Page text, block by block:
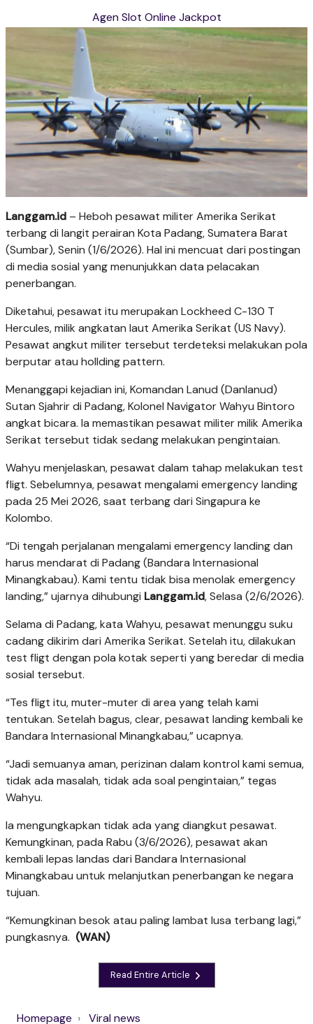
Agen Slot Online Jackpot
Langgam.id – Heboh pesawat militer Amerika Serikat
terbang di langit perairan Kota Padang, Sumatera Barat
(Sumbar), Senin (1/6/2026). Hal ini mencuat dari postingan
di media sosial yang menunjukkan data pelacakan
penerbangan.
Diketahui, pesawat itu merupakan Lockheed C-130 T
Hercules, milik angkatan laut Amerika Serikat (US Navy).
Pesawat angkut militer tersebut terdeteksi melakukan pola
berputar atau hollding pattern.
Menanggapi kejadian ini, Komandan Lanud (Danlanud)
Sutan Sjahrir di Padang, Kolonel Navigator Wahyu Bintoro
angkat bicara. Ia memastikan pesawat militer milik Amerika
Serikat tersebut tidak sedang melakukan pengintaian.
Wahyu menjelaskan, pesawat dalam tahap melakukan test
fligt. Sebelumnya, pesawat mengalami emergency landing
pada 25 Mei 2026, saat terbang dari Singapura ke
Kolombo.
“Di tengah perjalanan mengalami emergency landing dan
harus mendarat di Padang (Bandara Internasional
Minangkabau). Kami tentu tidak bisa menolak emergency
landing,” ujarnya dihubungi Langgam.id, Selasa (2/6/2026).
Selama di Padang, kata Wahyu, pesawat menunggu suku
cadang dikirim dari Amerika Serikat. Setelah itu, dilakukan
test fligt dengan pola kotak seperti yang beredar di media
sosial tersebut.
“Tes fligt itu, muter-muter di area yang telah kami
tentukan. Setelah bagus, clear, pesawat landing kembali ke
Bandara Internasional Minangkabau,” ucapnya.
“Jadi semuanya aman, perizinan dalam kontrol kami semua,
tidak ada masalah, tidak ada soal pengintaian,” tegas
Wahyu.
Ia mengungkapkan tidak ada yang diangkut pesawat.
Kemungkinan, pada Rabu (3/6/2026), pesawat akan
kembali lepas landas dari Bandara Internasional
Minangkabau untuk melanjutkan penerbangan ke negara
tujuan.
“Kemungkinan besok atau paling lambat lusa terbang lagi,”
pungkasnya. (WAN)
Read Entire Article
Homepage Viral news